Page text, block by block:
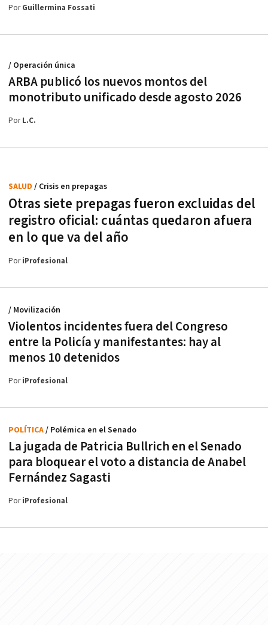
PorGuillermina Fossati
ARBA publicó los nuevos montos del
monotributo unificado desde agosto 2026
/ Operación única
PorL.C.
Otras siete prepagas fueron excluidas del
registro oficial: cuántas quedaron afuera
en lo que va del año
SALUD / Crisis en prepagas
PoriProfesional
Violentos incidentes fuera del Congreso
entre la Policía y manifestantes: hay al
menos 10 detenidos
/ Movilización
PoriProfesional
La jugada de Patricia Bullrich en el Senado
para bloquear el voto a distancia de Anabel
Fernández Sagasti
POLÍTICA/ Polémica en el Senado
PoriProfesional